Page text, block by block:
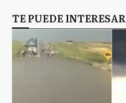
TE PUEDE INTERESAR